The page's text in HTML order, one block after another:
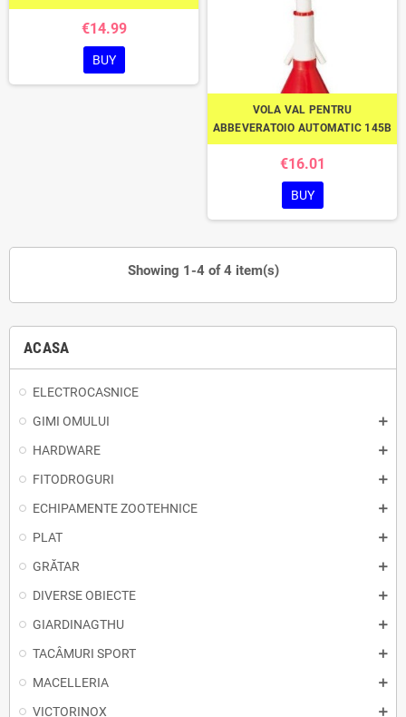
ACASA
ELECTROCASNICE
GIMI OMULUI
HARDWARE
FITODROGURI
ECHIPAMENTE ZOOTEHNICE
PLAT
GRĂTAR
DIVERSE OBIECTE
GIARDINAGTHU
TACÂMURI SPORT
MACELLERIA
VICTORINOX
€14.99
BUY
VOLA VAL PENTRU
ABBEVERATOIO AUTOMATIC 145B
€16.01
BUY
Showing 1-4 of 4 item(s)